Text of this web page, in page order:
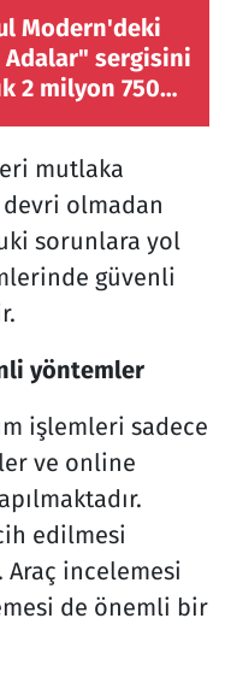
Modern'deki
Adalar" sergisini
2 milyon 750
mutlaka
devri olmadan
sorunlara yol
güvenli
yöntemler
işlemleri sadece
ve online
edilmesi
Araç incelemesi
de önemli bir